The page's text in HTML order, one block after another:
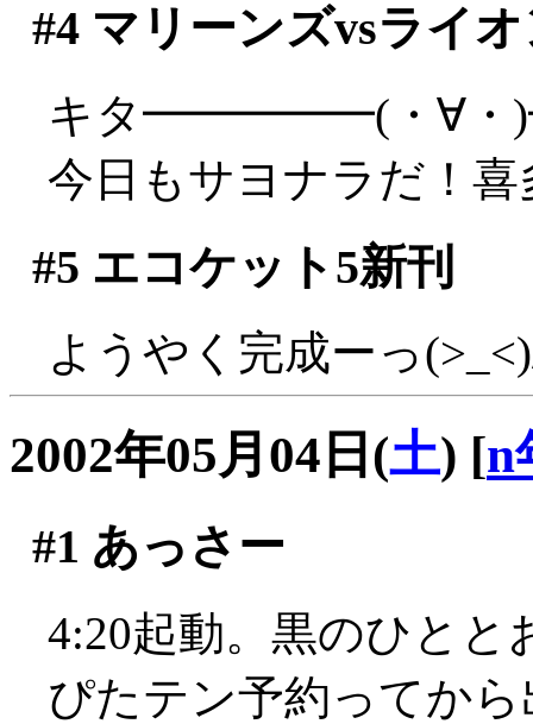
#4マリーンズvsライ
キタ━━━━━(・∀
今日もサヨナラだ！
#5 エコケット5新刊
ようやく完成ーっ
2002年05月04日(土) [n
#1 あっさー
4:20起動。黒のひとと
ぴたテン予約ってから